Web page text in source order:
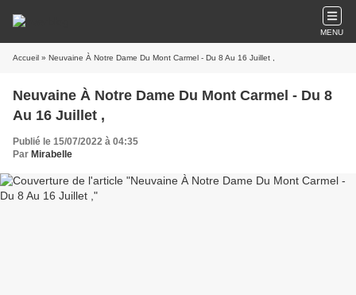
MENU
Accueil » Neuvaine À Notre Dame Du Mont Carmel - Du 8 Au 16 Juillet ,
Neuvaine À Notre Dame Du Mont Carmel - Du 8
Au 16 Juillet ,
Publié le 15/07/2022 à 04:35
Par Mirabelle